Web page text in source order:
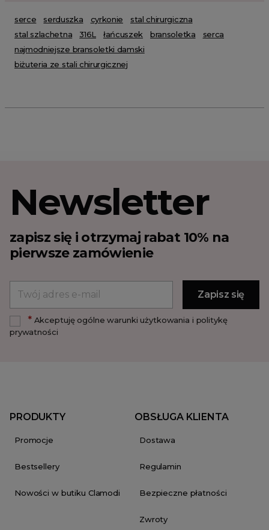
serce serduszka cyrkonie
stal chirurgiczna
stal szlachetna
316L łańcuszek bransoletka
serca
najmodniejsze bransoletki damski
biżuteria ze stali chirurgicznej
Newsletter
zapisz się i otrzymaj rabat 10% na
pierwsze zamówienie
*Akceptuję ogólne warunki użytkowania i politykę
prywatności
PRODUKTY
Promocje
Bestsellery
Nowości w butiku Clamodi
OBSŁUGA KLIENTA
Dostawa
Regulamin
Bezpieczne płatności
Zwroty